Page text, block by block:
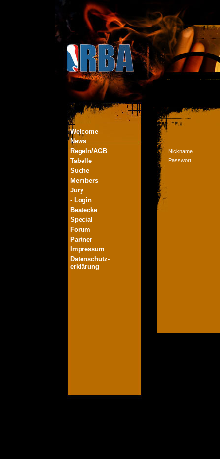
Welcome
News
Regeln/AGB
Tabelle
Suche
Members
Jury
- Login
Beatecke
Special
Forum
Partner
Impressum
Datenschutz-
erklärung
Nickname
Passwort